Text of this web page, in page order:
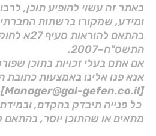
באתר זה עשוי להופיע תוכן,
ומידע, שמקורו ברשתות
בהתאם
התשס"ח–2007.
אם אתם בעלי זכויות בתוכן
אנא פנו אלינו באמצעות כתובת
[Manager@gal-gefen.co.il]
כל פנייה תיבדק בהקדם,
מתאים או שהתוכן יוסר, בהתאם